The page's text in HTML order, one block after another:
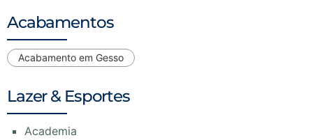
Acabamentos
Acabamento em Gesso
Lazer & Esportes
Academia